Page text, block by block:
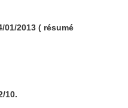
01/2013 ( résumé
10.